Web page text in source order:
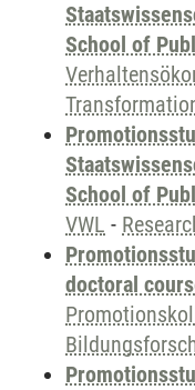
School of
School of
VWL -
doctoral